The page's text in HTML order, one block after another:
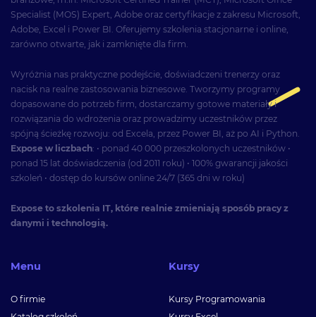
Specialist (MOS) Expert, Adobe oraz certyfikacje z zakresu Microsoft,
Adobe, Excel i Power BI. Oferujemy szkolenia stacjonarne i online,
zarówno otwarte, jak i zamknięte dla firm.
Wyróżnia nas praktyczne podejście, doświadczeni trenerzy oraz
nacisk na realne zastosowania biznesowe. Tworzymy programy
dopasowane do potrzeb firm, dostarczamy gotowe materiały i
rozwiązania do wdrożenia oraz prowadzimy uczestników przez
spójną ścieżkę rozwoju: od Excela, przez Power BI, aż po AI i Python.
Expose w liczbach: • ponad 40 000 przeszkolonych uczestników •
ponad 15 lat doświadczenia (od 2011 roku) • 100% gwarancji jakości
szkoleń • dostęp do kursów online 24/7 (365 dni w roku)
Expose to szkolenia IT, które realnie zmieniają sposób pracy z
danymi i technologią.
Menu
O firmie
Kursy
Kursy Programowania